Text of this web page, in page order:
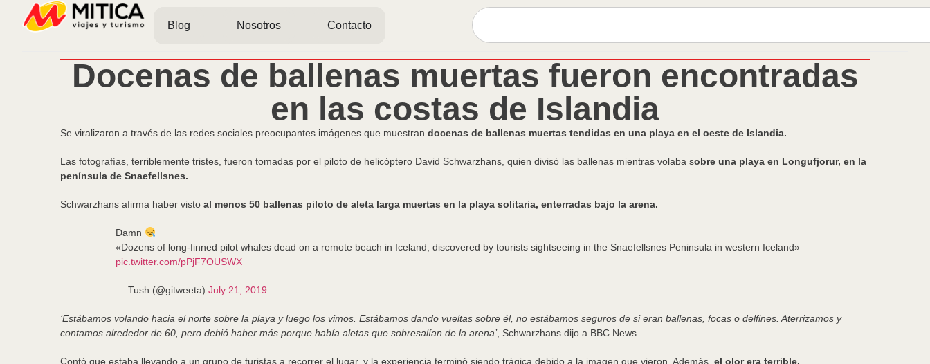
Blog Nosotros Contacto
Docenas de ballenas muertas fueron encontradas
en las costas de Islandia
Se viralizaron a través de las redes sociales preocupantes imágenes que muestran docenas de ballenas muertas tendidas en una playa en el oeste de Islandia.
Las fotografías, terriblemente tristes, fueron tomadas por el piloto de helicóptero David Schwarzhans, quien divisó las ballenas mientras volaba sobre una playa en Longufjorur, en la
península de Snaefellsnes.
Schwarzhans afirma haber visto al menos 50 ballenas piloto de aleta larga muertas en la playa solitaria, enterradas bajo la arena.
Damn
«Dozens of long-finned pilot whales dead on a remote beach in Iceland, discovered by tourists sightseeing in the Snaefellsnes Peninsula in western Iceland»
pic.twitter.com/pPjF7OUSWX
— Tush (@gitweeta) July 21, 2019
‘Estábamos volando hacia el norte sobre la playa y luego los vimos. Estábamos dando vueltas sobre él, no estábamos seguros de si eran ballenas, focas o delfines. Aterrizamos y
contamos alrededor de 60, pero debió haber más porque había aletas que sobresalían de la arena’, Schwarzhans dijo a BBC News.
Contó que estaba llevando a un grupo de turistas a recorrer el lugar, y la experiencia terminó siendo trágica debido a la imagen que vieron. Además, el olor era terrible.